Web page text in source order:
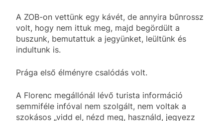
A ZOB-on vettünk egy kávét, de annyira bűnrossz
volt, hogy nem ittuk meg, majd begördült a
buszunk, bemutattuk a jegyünket, leültünk és
indultunk is.
Prága első élményre csalódás volt.
A Florenc megállónál lévő turista információ
semmiféle infóval nem szolgált, nem voltak a
szokásos „vidd el, nézd meg, használd, jegyezz